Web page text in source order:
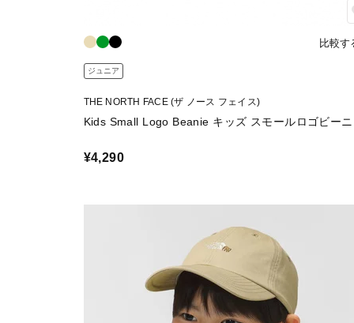
比較す
ジュニア
THE NORTH FACE (ザ ノース フェイス)
Kids Small Logo Beanie キッズ スモールロゴビー
¥4,290